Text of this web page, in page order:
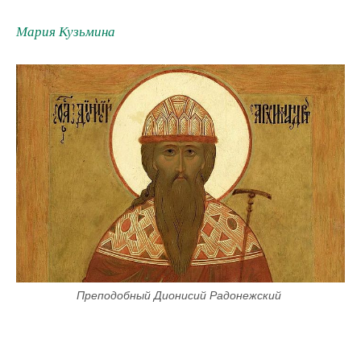
Мария Кузьмина
Преподобный Дионисий Радонежский